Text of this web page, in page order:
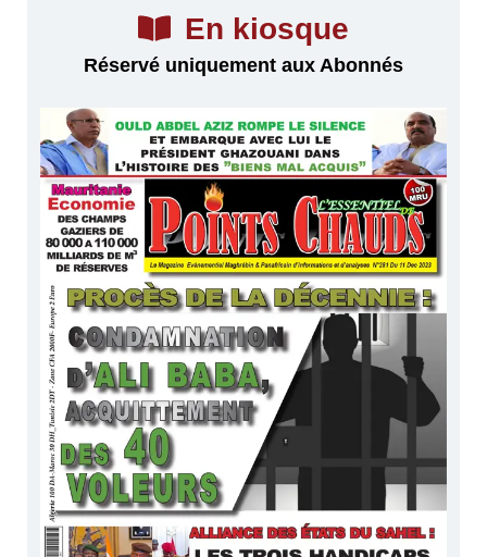
En kiosque
Réservé uniquement aux Abonnés